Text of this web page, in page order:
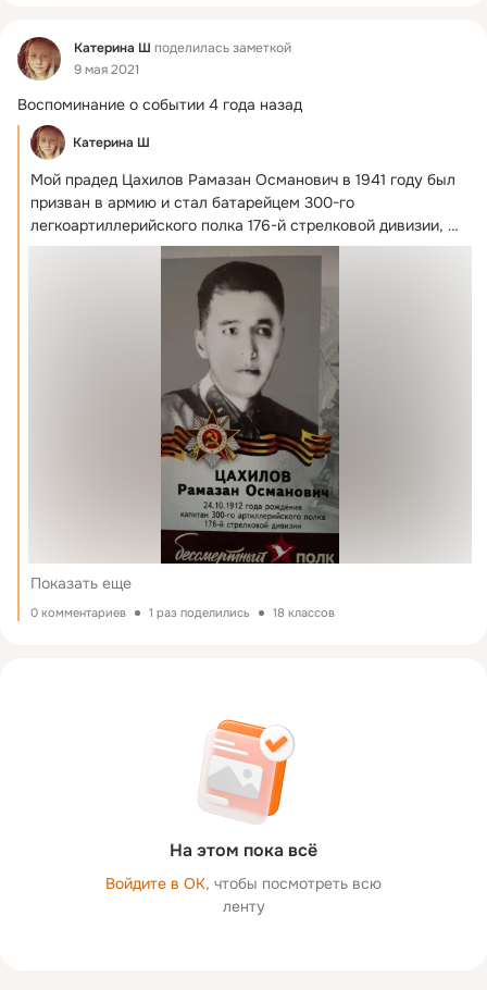
Фид Катерина Ш поделилась заметкой
9 мая 2021
Воспоминание о событии 4 года назад
Катерина Ш
Мой прадед Цахилов Рамазан Османович в 1941 году был
призван в армию и стал батарейцем 300-го
легкоартиллерийского полка 176-й стрелковой дивизии,
которая дислоцировалась вблизи румынской границы. ...
Показать еще
0 комментариев 1 раз поделились 18 классов
На этом пока всё
Войдите в ОК, чтобы посмотреть всю
ленту